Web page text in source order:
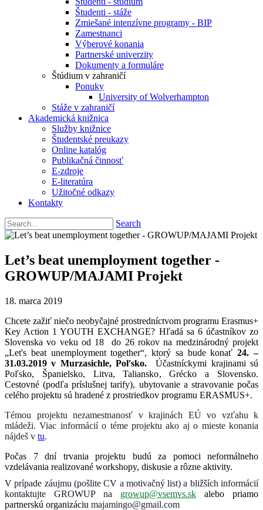
Študenti - stáže
Zmiešané intenzívne programy - BIP
Zamestnanci
Výberové konania
Partnerské univerzity
Dokumenty a formuláre
Štúdium v zahraničí
Ponuky
University of Wolverhampton
Stáže v zahraničí
Akademická knižnica
Služby knižnice
Študentské preukazy
Online katalóg
Publikačná činnosť
E-zdroje
E-literatúra
Užitočné odkazy
Kontakty
Search
Let’s beat unemployment together -
GROWUP/MAJAMI Projekt
18. marca 2019
Chcete zažiť niečo neobyčajné prostredníctvom programu Erasmus+
Key Action 1 YOUTH EXCHANGE? Hľadá sa 6 účastníkov zo
Slovenska vo veku od 18 do 26 rokov na medzinárodný projekt
„Let's beat unemployment together“, ktorý sa bude konať24. –
31.03.2019 v Murzasichle, Poľsko.Účastníckymi krajinami sú
Poľsko, Španielsko, Litva, Taliansko, Grécko a Slovensko.
Cestovné (podľa príslušnej tarify), ubytovanie a stravovanie počas
celého projektu sú hradené z prostriedkov programu ERASMUS+.
Témou projektu nezamestnanosť v krajinách EÚ vo vzťahu k
mládeži. Viac informácií o téme projektu ako aj o mieste konania
nájdeš v tu.
Počas 7 dní trvania projektu budú za pomoci neformálneho
vzdelávania realizované workshopy, diskusie a rôzne aktivity.
V prípade záujmu (pošlite CV a motivačný list) a bližších informácií
kontaktujte GROWUP na growup@vsemvs.sk alebo priamo
partnerskú organizáciu majamingo@gmail.com